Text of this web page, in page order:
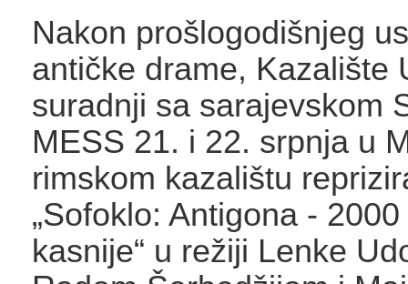
Nakon prošlogodišnjeg
antičke drame, Kazalište
suradnji sa sarajevskom
MESS 21. i 22. srpnja u
rimskom kazalištu
„Sofoklo: Antigona -
kasnije“ u režiji Lenke